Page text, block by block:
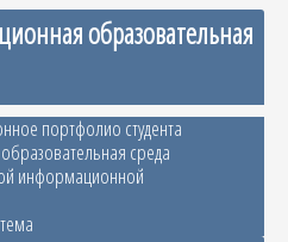
образовательная
портфолио студента
среда
информационной